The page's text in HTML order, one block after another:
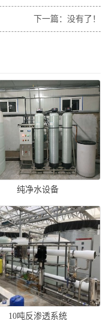
下一篇：没有了！
纯净水设备
10吨反渗透系统